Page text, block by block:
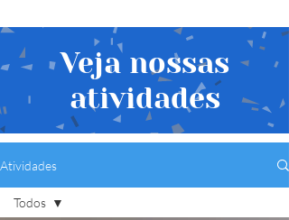
Veja nossas
atividades
Atividades
Todos